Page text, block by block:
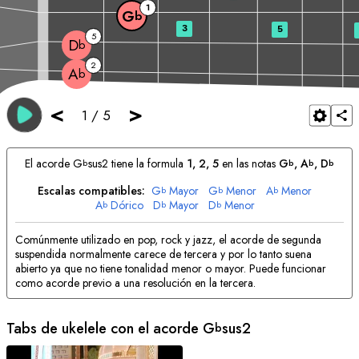
< 1 / 5 >
Ab 2
Db 5
Gb 1
3 5
El acordeGbsus2 tiene la formula 1, 2, 5en las notas Gb, Ab, Db
Escalas compatibles: Gb Mayor Gb Menor Ab Menor
Ab Dórico Db Mayor Db Menor
Comúnmente utilizado en pop, rock y jazz, el acorde de segunda
suspendida normalmente carece de tercera y por lo tanto suena
abierto ya que no tiene tonalidad menor o mayor. Puede funcionar
como acorde previo a una resolución en la tercera.
Tabs de ukelele con el acorde Gbsus2